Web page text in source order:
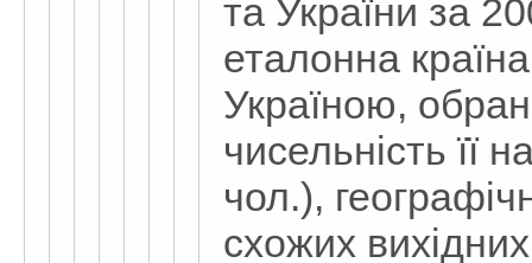
та України за
еталонна
Україною,
чисельність її
чол.),
схожих